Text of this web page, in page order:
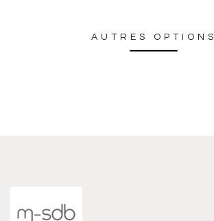
AUTRES OPTIONS